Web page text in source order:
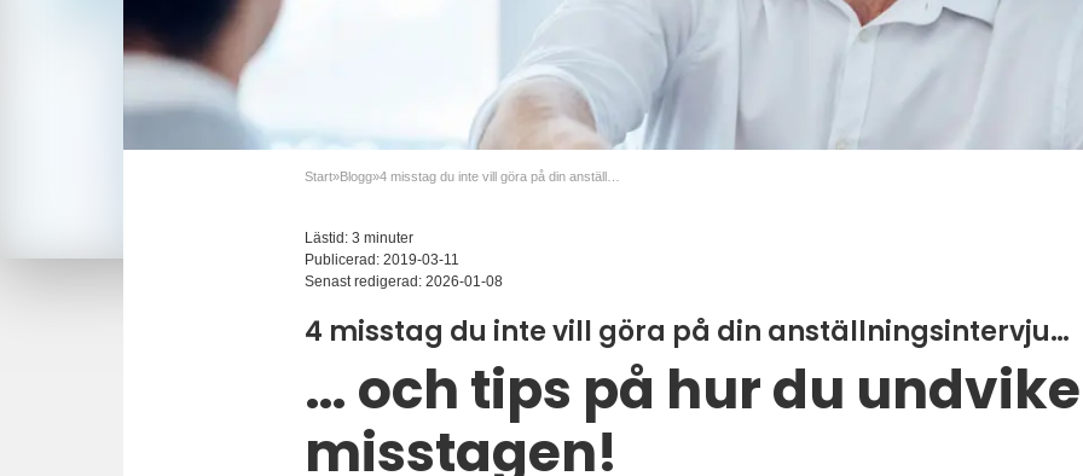
Start»Blogg»
Lästid: 3 minuter
Publicerad: 2019-03-11
Senast redigerad: 2026-01-08
4 misstag du inte vill göra på din anställningsintervju…
… och tips på hur du
misstagen!